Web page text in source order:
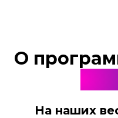
О
На наших